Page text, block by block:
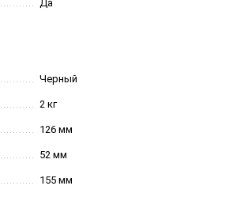
Да
Черный
2 кг
126 мм
52 мм
155 мм